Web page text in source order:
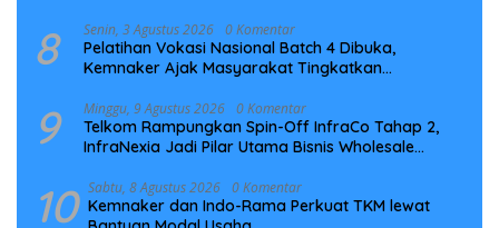
8 Senin, 3 Agustus 2026 0 Komentar
Pelatihan Vokasi Nasional Batch 4 Dibuka,
Kemnaker Ajak Masyarakat Tingkatkan
9 Minggu, 9 Agustus 2026 0 Komentar
Telkom Rampungkan Spin-Off InfraCo Tahap 2,
InfraNexia Jadi Pilar Utama Bisnis Wholesale
10 Sabtu, 8 Agustus 2026 0 Komentar
Kemnaker dan Indo-Rama Perkuat TKM lewat